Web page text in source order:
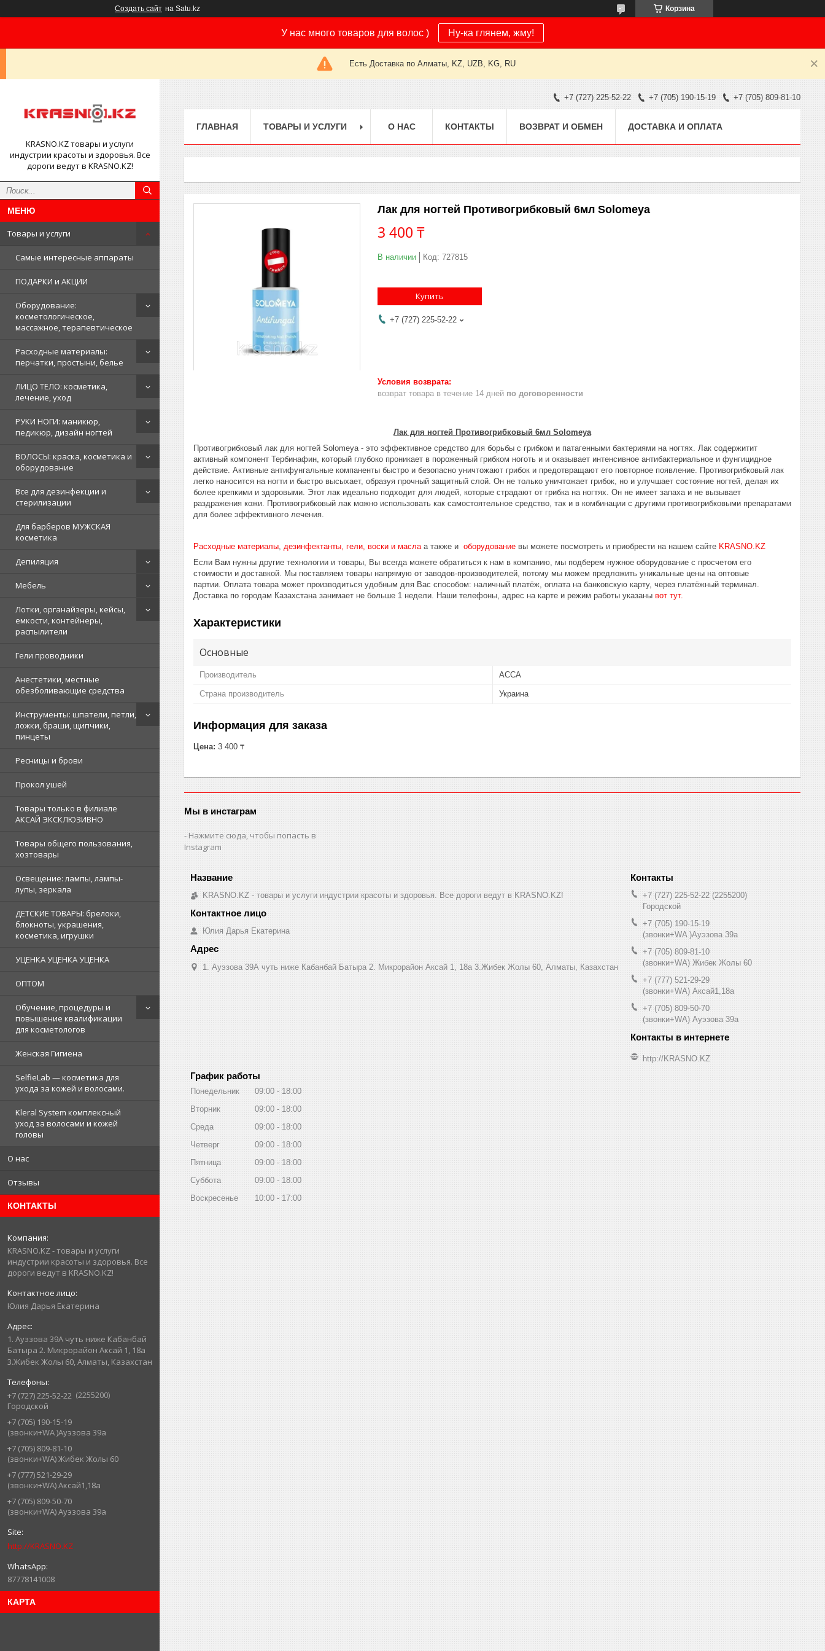
Создать сайт на Satu.kz Корзина
У нас много товаров для волос ) Ну-ка глянем, жму!
Есть Доставка по Алматы, KZ, UZB, KG, RU
KRASNO.KZ товары и услуги
индустрии красоты и здоровья. Все
дороги ведут в KRASNO.KZ!
Товары и услуги
Самые интересные аппараты
ПОДАРКИ и АКЦИИ
Оборудование:
косметологическое,
массажное, терапевтическое
Расходные материалы:
перчатки, простыни, белье
ЛИЦО ТЕЛО: косметика,
лечение, уход
РУКИ НОГИ: маникюр,
педикюр, дизайн ногтей
ВОЛОСЫ: краска, косметика и
оборудование
Все для дезинфекции и
стерилизации
Для барберов МУЖСКАЯ
косметика
Депиляция
Мебель
Лотки, органайзеры, кейсы,
емкости, контейнеры,
распылители
Гели проводники
Анестетики, местные
обезболивающие средства
Инструменты: шпатели, петли,
ложки, браши, щипчики,
пинцеты
Ресницы и брови
Прокол ушей
Товары только в филиале
АКСАЙ ЭКСКЛЮЗИВНО
Товары общего пользования,
хозтовары
Освещение: лампы, лампы-
лупы, зеркала
ДЕТСКИЕ ТОВАРЫ: брелоки,
блокноты, украшения,
косметика, игрушки
УЦЕНКА УЦЕНКА УЦЕНКА
ОПТОМ
Обучение, процедуры и
повышение квалификации
для косметологов
Женская Гигиена
SelfieLab — косметика для
ухода за кожей и волосами.
Kleral System комплексный
уход за волосами и кожей
головы
О нас
Отзывы
КОНТАКТЫ
KRASNO.KZ - товары и услуги
индустрии красоты и здоровья. Все
дороги ведут в KRASNO.KZ!
Юлия Дарья Екатерина
1. Ауэзова 39А чуть ниже Кабанбай
Батыра ㅤㅤㅤㅤㅤㅤㅤㅤㅤㅤㅤㅤㅤㅤ2. ​Микрорайон Аксай 1, 18а
3.Жибек Жолы 60, Алматы, Казахстан
+7 (727) 225-52-22 2255200
Городской
+7 (705) 190-15-19
(звонки+WA )Ауэзова 39а
+7 (705) 809-81-10
(звонки+WA) Жибек Жолы 60
+7 (777) 521-29-29
(звонки+WA) Аксай1,18а
+7 (705) 809-50-70
(звонки+WA) Ауэзова 39а
http://KRASNO.KZ
87778141008
КАРТА
+7 (727) 225-52-22 +7 (705) 190-15-19 +7 (705) 809-81-10
ГЛАВНАЯ ТОВАРЫ И УСЛУГИ О НАС КОНТАКТЫ ВОЗВРАТ И ОБМЕН ДОСТАВКА И ОПЛАТА
Лак для ногтей Противогрибковый 6мл Solomeya
3 400 ₸
В наличии Код: 727815
Купить
+7 (727) 225-52-22
возврат товара в течение 14 дней по договоренности
Лак для ногтей Противогрибковый 6мл Solomeya
Противогрибковый лак для ногтей Solomeya - это эффективное средство для борьбы с грибком и патагенными бактериями на ногтях. Лак содержитит
активный компонент Тербинафин, который глубоко проникает в пороженный грибком ноготь и и оказывает интенсивное антибактериальное и фунгицидное
действие. Активные антифунгальные компаненты быстро и безопасно уничтожают грибок и предотвращают его повторное появление. Противогрибковый лак
легко наносится на ногти и быстро высыхает, образуя прочный защитный слой. Он не только уничтожает грибок, но и улучшает состояние ногтей, делая их
более крепкими и здоровыми. Этот лак идеально подходит для людей, которые страдают от грибка на ногтях. Он не имеет запаха и не вызывает
раздражения кожи. Противогрибковый лак можно использовать как самостоятельное средство, так и в комбинации с другими противогрибковыми препаратами
для более эффективного лечения.
Расходные материалы дезинфектанты, гели, воски и масла а также и оборудование вы можете посмотреть и приобрести на нашем сайте KRASNO.KZ
Если Вам нужны другие технологии и товары, Вы всегда можете обратиться к нам в компанию, мы подберем нужное оборудование с просчетом его
стоимости и доставкой.
Мы поставляем товары напрямую от заводов-производителей, потому мы можем предложить уникальные цены на оптовые
партии. Оплата товара может производиться удобным для Вас способом: наличный платёж, оплата на банковскую карту, через платёжный терминал.
Доставка по городам Казахстана занимает не больше 1 недели.
Наши телефоны, адрес на карте и режим работы указаны вот тут.
Характеристики
Основные
Производитель АССА
Страна производитель Украина
Информация для заказа
Цена: 3 400 ₸
Мы в инстаграм
Нажмите сюда, чтобы попасть в
Instagram
KRASNO.KZ - товары и услуги индустрии красоты и здоровья. Все дороги ведут в KRASNO.KZ!
Юлия Дарья Екатерина
1. Ауэзова 39А чуть ниже Кабанбай Батыра ㅤㅤㅤㅤㅤㅤㅤㅤㅤㅤㅤㅤㅤㅤ2. ​Микрорайон Аксай 1, 18а 3.Жибек Жолы 60, Алматы, Казахстан
+7 (727) 225-52-22 2255200
Городской
+7 (705) 190-15-19
(звонки+WA )Ауэзова 39а
+7 (705) 809-81-10
(звонки+WA) Жибек Жолы 60
+7 (777) 521-29-29
(звонки+WA) Аксай1,18а
+7 (705) 809-50-70
(звонки+WA) Ауэзова 39а
http://KRASNO.KZ
График работы
Понедельник 09:00
18:00
Вторник
09:00
18:00
Среда
09:00
18:00
Четверг
09:00
18:00
Пятница
09:00
18:00
Суббота
09:00
18:00
Воскресенье
10:00 17:00